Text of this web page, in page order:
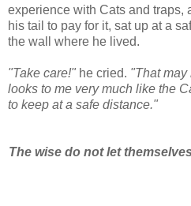
experience with Cats and traps,
his tail to pay for it, sat up at a
the wall where he lived.
"Take care!" he cried. "That may
looks to me very much like the
to keep at a safe distance."
The wise do not let